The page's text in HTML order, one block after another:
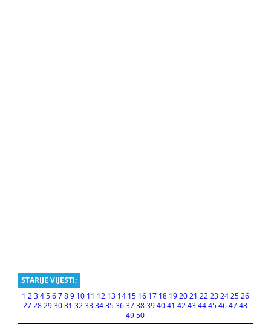
STARIJE VIJESTI:
1 23456789 10 11 12 13 14 15 16 17 18 192021 2223242526
27 28 29 30 31 32 33 34 35 36 37 38 39 40 41 42 43 44 45 46 47 48
49 50